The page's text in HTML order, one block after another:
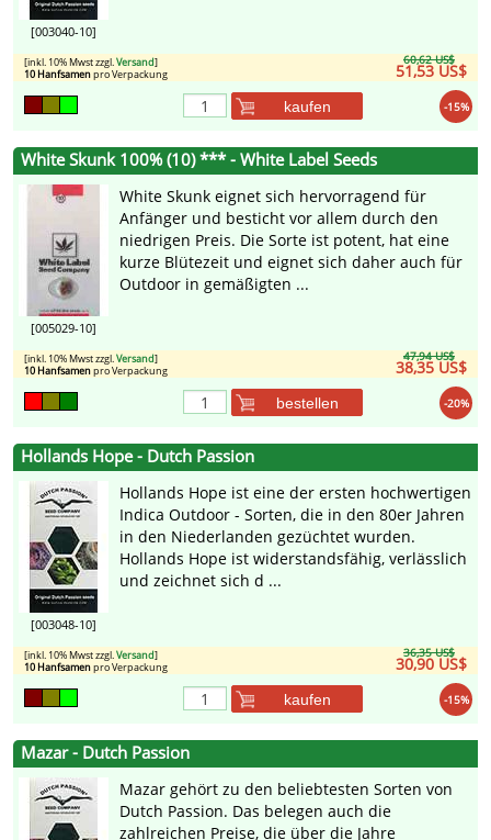
[003040-10]
60,62 US$
51,53 US$
[inkl. 10% Mwst zzgl.Versand]
10 Hanfsamenpro Verpackung
-15%
kaufen
White Skunk 100% (10) *** - White Label Seeds
[005029-10]
White Skunk eignet sich hervorragend für
Anfänger und besticht vor allem durch den
niedrigen Preis. Die Sorte ist potent, hat eine
kurze Blütezeit und eignet sich daher auch für
Outdoor in gemäßigten ...
47,94 US$
38,35 US$
[inkl. 10% Mwst zzgl.Versand]
10 Hanfsamenpro Verpackung
-20%
bestellen
Hollands Hope - Dutch Passion
[003048-10]
Hollands Hope ist eine der ersten hochwertigen
Indica Outdoor - Sorten, die in den 80er Jahren
in den Niederlanden gezüchtet wurden.
Hollands Hope ist widerstandsfähig, verlässlich
und zeichnet sich d ...
36,35 US$
30,90 US$
[inkl. 10% Mwst zzgl.Versand]
10 Hanfsamenpro Verpackung
-15%
kaufen
Mazar - Dutch Passion
Mazar gehört zu den beliebtesten Sorten von
Dutch Passion. Das belegen auch die
zahlreichen Preise, die über die Jahre